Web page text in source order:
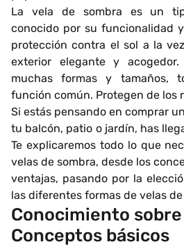
La vela de sombra es un
conocido por su funcionalidad
protección contra el sol a la
exterior elegante y
muchas formas y tamaños,
función común. Protegen de los
Si estás pensando en comprar
tu balcón, patio o jardín, has
Te explicaremos todo lo que
velas de sombra, desde los
ventajas, pasando por la
las diferentes formas de velas
Conocimiento
Conceptos básicos